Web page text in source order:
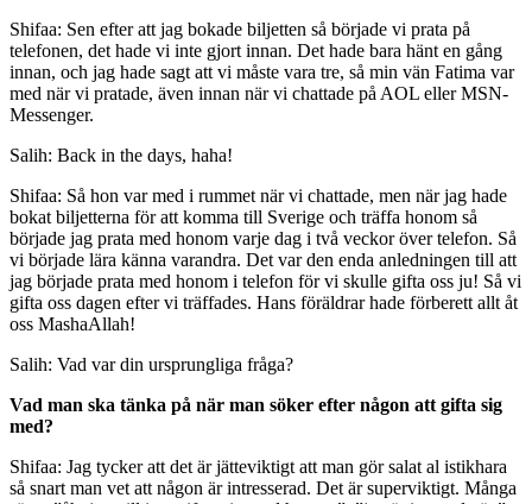
Shifaa: Sen efter att jag bokade biljetten så började vi prata på
telefonen, det hade vi inte gjort innan. Det hade bara hänt en gång
innan, och jag hade sagt att vi måste vara tre, så min vän Fatima var
med när vi pratade, även innan när vi chattade på AOL eller MSN-
Messenger.
Salih: Back in the days, haha!
Shifaa: Så hon var med i rummet när vi chattade, men när jag hade
bokat biljetterna för att komma till Sverige och träffa honom så
började jag prata med honom varje dag i två veckor över telefon. Så
vi började lära känna varandra. Det var den enda anledningen till att
jag började prata med honom i telefon för vi skulle gifta oss ju! Så vi
gifta oss dagen efter vi träffades. Hans föräldrar hade förberett allt åt
oss MashaAllah!
Salih: Vad var din ursprungliga fråga?
Vad man ska tänka på när man söker efter någon att gifta sig
med?
Shifaa: Jag tycker att det är jätteviktigt att man gör salat al istikhara
så snart man vet att någon är intresserad. Det är superviktigt. Många